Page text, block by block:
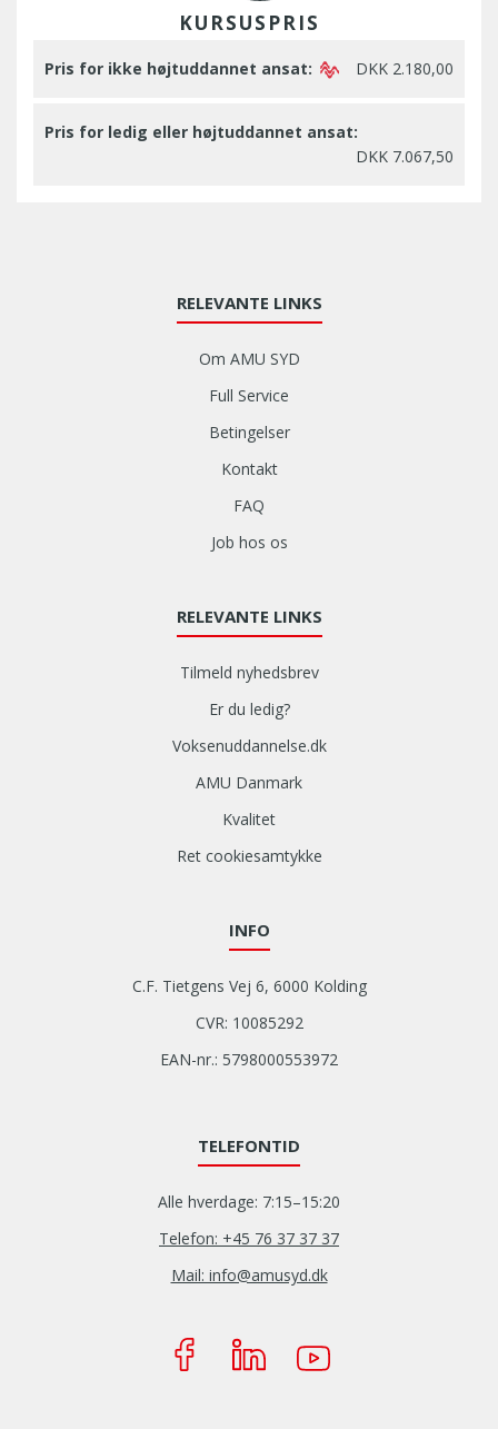
KURSUSPRIS
Pris for ikke højtuddannet ansat: DKK 2.180,00
Pris for ledig eller højtuddannet ansat:
DKK 7.067,50
RELEVANTE LINKS
Om AMU SYD
Full Service
Betingelser
Kontakt
FAQ
Job hos os
RELEVANTE LINKS
Tilmeld nyhedsbrev
Er du ledig?
Voksenuddannelse.dk
AMU Danmark
Kvalitet
Ret cookiesamtykke
INFO
C.F. Tietgens Vej 6, 6000 Kolding
CVR: 10085292
EAN-nr.: 5798000553972
TELEFONTID
Alle hverdage: 7:15–15:20
Telefon: +45 76 37 37 37
Mail: info@amusyd.dk